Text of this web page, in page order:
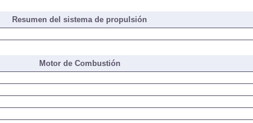
Resumen del sistema de propulsión
Motor de Combustión